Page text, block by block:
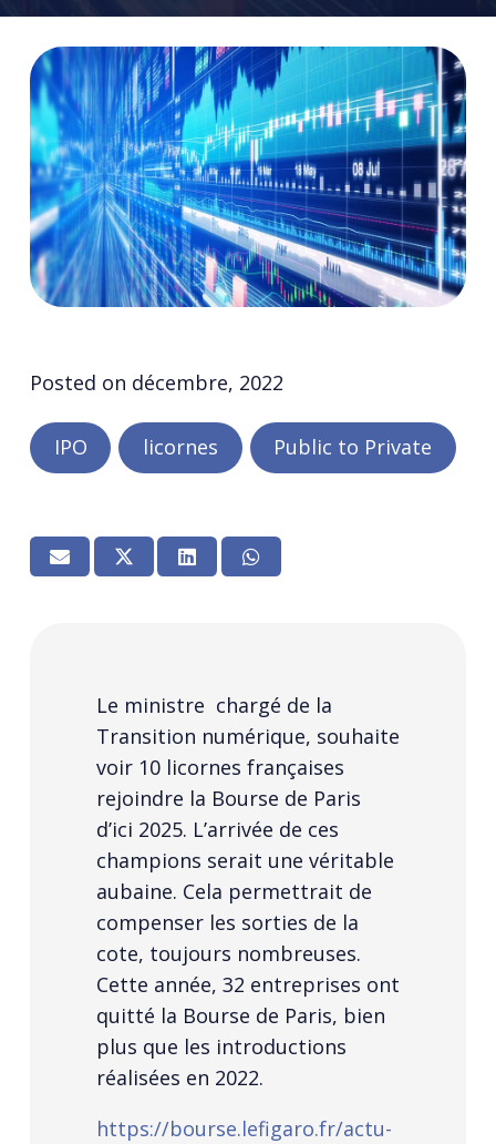
Posted on décembre, 2022
IPO licornes Public to Private
Le ministre chargé de la
Transition numérique, souhaite
voir 10 licornes françaises
rejoindre la Bourse de Paris
d’ici 2025. L’arrivée de ces
champions serait une véritable
aubaine. Cela permettrait de
compenser les sorties de la
cote, toujours nombreuses.
Cette année, 32 entreprises ont
quitté la Bourse de Paris, bien
plus que les introductions
réalisées en 2022.
https://bourse.lefigaro.fr/actu-